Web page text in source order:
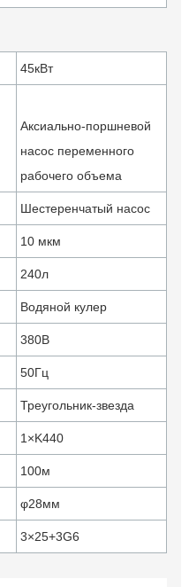
45кВт
Аксиально-поршневой
насос переменного
рабочего объема
Шестеренчатый насос
10 мкм
240л
Водяной кулер
380В
50Гц
Треугольник-звезда
1×K440
100м
φ28мм
3×25+3G6